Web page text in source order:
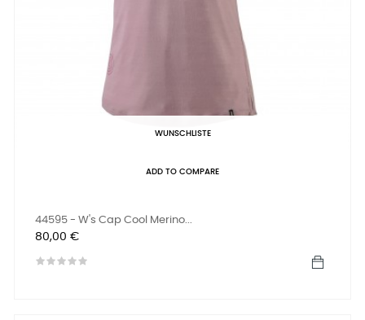
WUNSCHLISTE
ADD TO COMPARE
44595 - W's Cap Cool Merino...
Preis
80,00 €